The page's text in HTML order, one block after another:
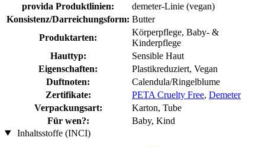
provida Produktlinien:
demeter-Linie (vegan)
Konsistenz/Darreichungsform: Butter
Produktarten:
Körperpflege, Baby- &
Kinderpflege
Hauttyp:
Sensible Haut
Eigenschaften:
Plastikreduziert, Vegan
Duftnoten:
Calendula/Ringelblume
Zertifikate:
PETA Cruelty Free, Demeter
Verpackungsart:
Karton, Tube
Für wen?:
Baby, Kind
Inhaltsstoffe (INCI)